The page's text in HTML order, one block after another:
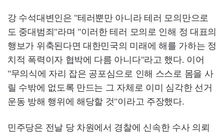
강 수석대변인은 "테러뿐만 아니라 테러 모의만으로
도 중대범죄"라며 "이러한 테러 모의로 인해 정 대표의
행보가 위축된다면 대한민국의 미래에 해를 가하는 정
치적 폭력이자 협박에 다름 아니다"라고 했다. 이어
"무의식에 자리 잡은 공포심으로 인해 스스로 몸을 사
릴 수밖에 없도록 만드는 그 자체로 이미 심각한 선거
운동 방해 행위에 해당할 것"이라고 주장했다.
민주당은 전날 당 차원에서 경찰에 신속한 수사 의뢰